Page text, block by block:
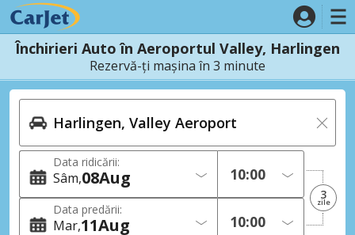
Închirieri Auto în Aeroportul Valley, Harlingen
Rezervă-ți mașina în 3 minute
Data ridicării:
Sâm 08Aug
Data predării:
Mar 11Aug
3
zile